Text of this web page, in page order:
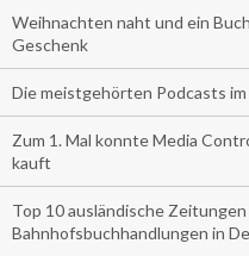
Weihnachten naht und ein
Geschenk
Die meistgehörten Podcasts
Zum 1. Mal konnte Media
kauft
Top 10 ausländische Zeitungen
Bahnhofsbuchhandlungen in